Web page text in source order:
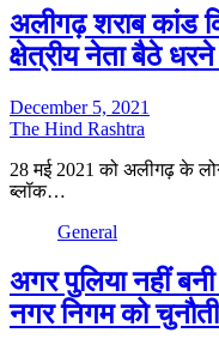
अलीगढ़ शराब कांड
क्षेत्रीय नेता बैठे
December 5, 2021
The Hind Rashtra
28 मई 2021 को अलीगढ़ के
ब्लॉक…
General
अगर पुलिया नहीं
नगर निगम को चुनौती